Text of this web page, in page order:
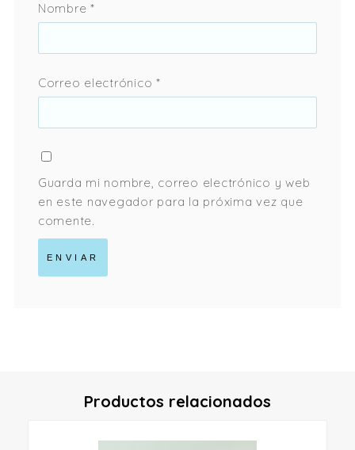
Nombre*
Correo electrónico*
Guarda mi nombre, correo electrónico y web
en este navegador para la próxima vez que
comente.
Productos relacionados